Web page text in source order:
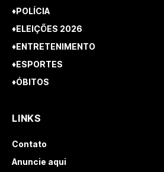
♦POLÍCIA
♦ELEIÇÕES 2026
♦ENTRETENIMENTO
♦ESPORTES
♦ÓBITOS
LINKS
Contato
Anuncie aqui